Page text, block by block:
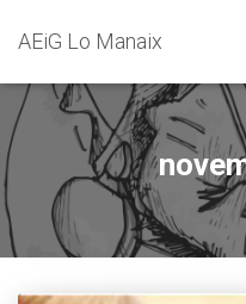
AEiG Lo Manaix